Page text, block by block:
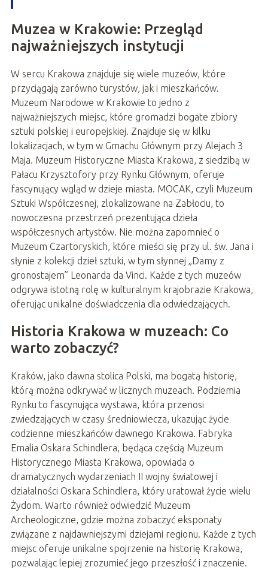
Muzea w Krakowie: Przegląd
najważniejszych instytucji
W sercu Krakowa znajduje się wiele muzeów, które
przyciągają zarówno turystów, jak i mieszkańców.
Muzeum Narodowe w Krakowie to jedno z
najważniejszych miejsc, które gromadzi bogate zbiory
sztuki polskiej i europejskiej. Znajduje się w kilku
lokalizacjach, w tym w Gmachu Głównym przy Alejach 3
Maja. Muzeum Historyczne Miasta Krakowa, z siedzibą w
Pałacu Krzysztofory przy Rynku Głównym, oferuje
fascynujący wgląd w dzieje miasta. MOCAK, czyli Muzeum
Sztuki Współczesnej, zlokalizowane na Zabłociu, to
nowoczesna przestrzeń prezentująca dzieła
współczesnych artystów. Nie można zapomnieć o
Muzeum Czartoryskich, które mieści się przy ul. św. Jana i
słynie z kolekcji dzieł sztuki, w tym słynnej „Damy z
gronostajem” Leonarda da Vinci. Każde z tych muzeów
odgrywa istotną rolę w kulturalnym krajobrazie Krakowa,
oferując unikalne doświadczenia dla odwiedzających.
Historia Krakowa w muzeach: Co
warto zobaczyć?
Kraków, jako dawna stolica Polski, ma bogatą historię,
którą można odkrywać w licznych muzeach. Podziemia
Rynku to fascynująca wystawa, która przenosi
zwiedzających w czasy średniowiecza, ukazując życie
codzienne mieszkańców dawnego Krakowa. Fabryka
Emalia Oskara Schindlera, będąca częścią Muzeum
Historycznego Miasta Krakowa, opowiada o
dramatycznych wydarzeniach II wojny światowej i
działalności Oskara Schindlera, który uratował życie wielu
Żydom. Warto również odwiedzić Muzeum
Archeologiczne, gdzie można zobaczyć eksponaty
związane z najdawniejszymi dziejami regionu. Każde z tych
miejsc oferuje unikalne spojrzenie na historię Krakowa,
pozwalając lepiej zrozumieć jego przeszłość i znaczenie.